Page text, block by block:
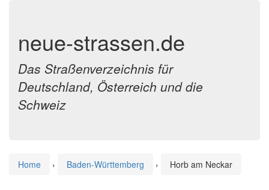
neue-strassen.de
Das Straßenverzeichnis für
Deutschland, Österreich und die
Schweiz
Home › Baden-Württemberg › Horb am Neckar